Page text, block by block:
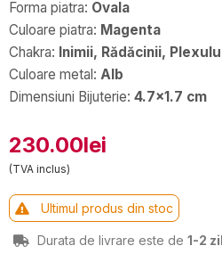
Forma piatra: Ovala
Culoare piatra: Magenta
Chakra: Inimii, Rădăcinii,
Culoare metal : Alb
Dimensiuni Bijuterie: 4.7x1.7 cm
230.00lei
(TVA inclus)
Ultimul produs din stoc
Durata de livrare este de 1-2